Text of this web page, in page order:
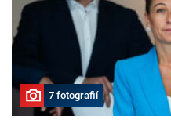
7 fotografií